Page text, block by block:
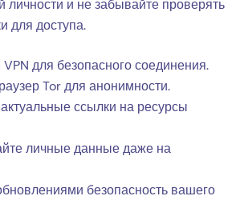
и не забывайте проверять
для доступа.
для безопасного соединения.
Tor для анонимности.
ссылки на ресурсы
личные данные даже на
безопасность вашего